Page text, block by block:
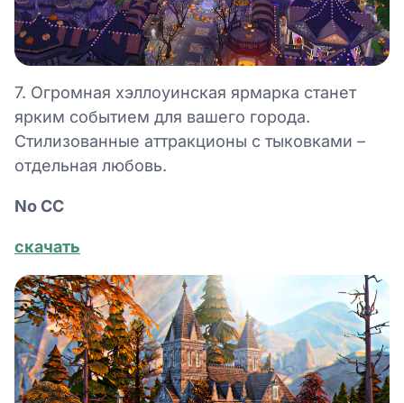
7. Огромная хэллоуинская ярмарка станет
ярким событием для вашего города.
Стилизованные аттракционы с тыковками –
отдельная любовь.
No СС
скачать